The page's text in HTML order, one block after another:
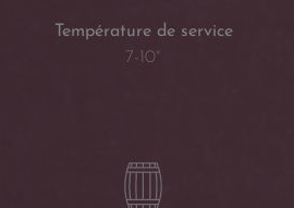
Température de service
7-10°